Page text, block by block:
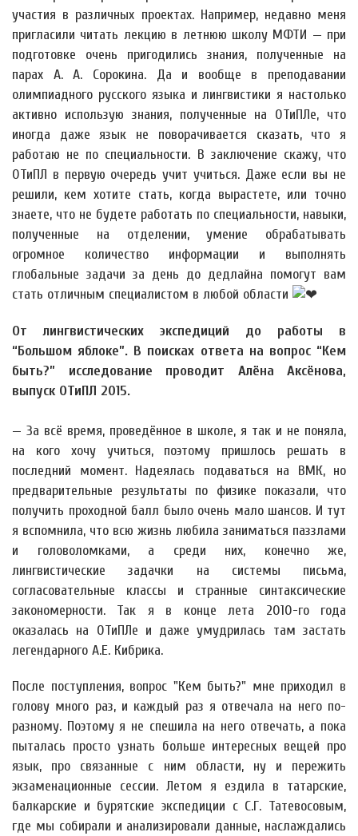
участия в различных проектах. Например, недавно меня
пригласили читать лекцию в летнюю школу МФТИ — при
подготовке очень пригодились знания, полученные на
парах А. А. Сорокина. Да и вообще в преподавании
олимпиадного русского языка и лингвистики я настолько
активно использую знания, полученные на ОТиПЛе, что
иногда даже язык не поворачивается сказать, что я
работаю не по специальности. В заключение скажу, что
ОТиПЛ в первую очередь учит учиться. Даже если вы не
решили, кем хотите стать, когда вырастете, или точно
знаете, что не будете работать по специальности, навыки,
полученные на отделении, умение обрабатывать
огромное количество информации и выполнять
глобальные задачи за день до дедлайна помогут вам
стать отличным специалистом в любой области
От лингвистических экспедиций до работы в
“Большом яблоке”. В поисках ответа на вопрос “Кем
быть?” исследование проводит Алёна Аксёнова,
выпуск ОТиПЛ 2015.
— За всё время, проведённое в школе, я так и не поняла,
на кого хочу учиться, поэтому пришлось решать в
последний момент. Надеялась подаваться на ВМК, но
предварительные результаты по физике показали, что
получить проходной балл было очень мало шансов. И тут
я вспомнила, что всю жизнь любила заниматься паззлами
и головоломками, а среди них, конечно же,
лингвистические задачки на системы письма,
согласовательные классы и странные синтаксические
закономерности. Так я в конце лета 2010-го года
оказалась на ОТиПЛе и даже умудрилась там застать
легендарного А.Е. Кибрика.
После поступления, вопрос "Кем быть?" мне приходил в
голову много раз, и каждый раз я отвечала на него по-
разному. Поэтому я не спешила на него отвечать, а пока
пыталась просто узнать больше интересных вещей про
язык, про связанные с ним области, ну и пережить
экзаменационные сессии. Летом я ездила в татарские,
балкарские и бурятские экспедиции с С.Г. Татевосовым,
где мы собирали и анализировали данные, наслаждались